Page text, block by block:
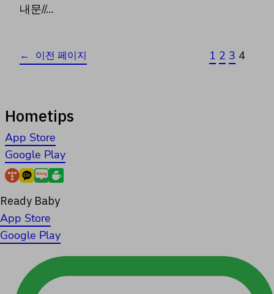
내문//…
← 이전 페이지 1 2 3 4
Hometips
App Store
Google Play
Ready Baby
App Store
Google Play